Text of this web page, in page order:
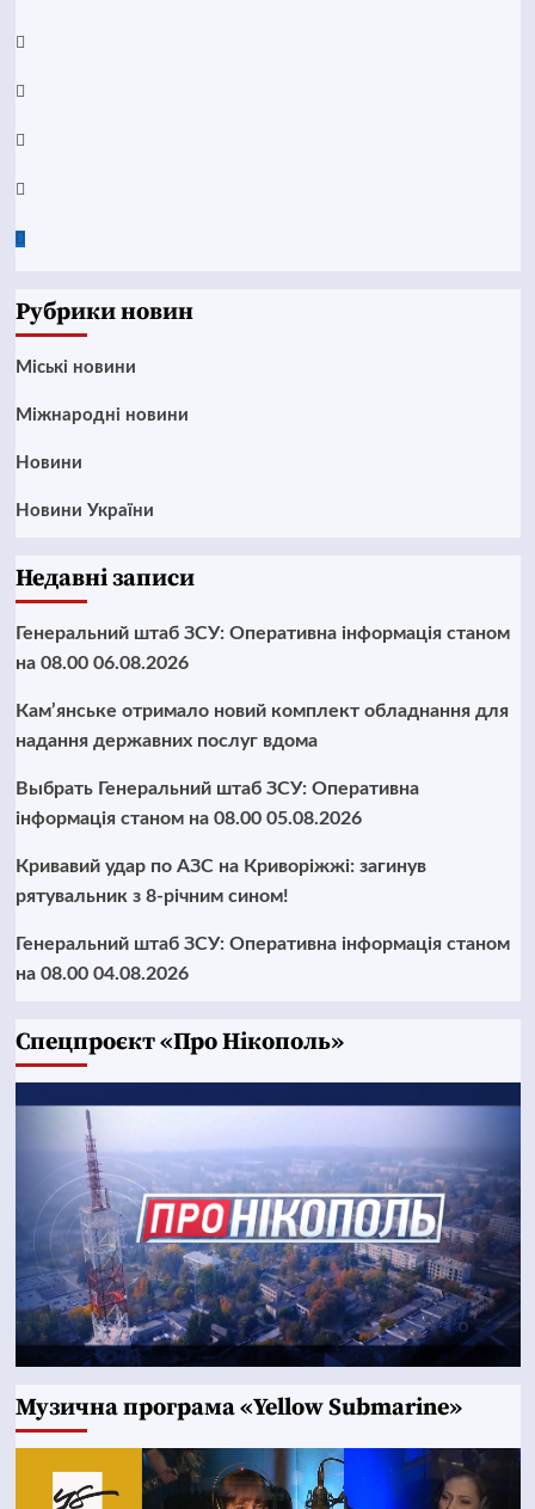
YouTube
Telegram
Instagram
Twitter
Рубрики новин
Mіські новини
Міжнародні новини
Новини
Новини України
Недавні записи
Генеральний штаб ЗСУ: Оперативна інформація станом
на 08.00 06.08.2026
Кам’янське отримало новий комплект обладнання для
надання державних послуг вдома
Выбрать Генеральний штаб ЗСУ: Оперативна
інформація станом на 08.00 05.08.2026
Кривавий удар по АЗС на Криворіжжі: загинув
рятувальник з 8-річним сином!
Генеральний штаб ЗСУ: Оперативна інформація станом
на 08.00 04.08.2026
Cпецпроєкт «Про Нікополь»
Музична програма «Yellow Submarine»